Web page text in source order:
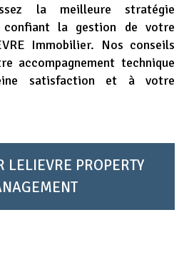
la meilleure stratégie
confiant la gestion de votre
Immobilier. Nos conseils
accompagnement technique
satisfaction et à votre
LELIEVRE PROPERTY